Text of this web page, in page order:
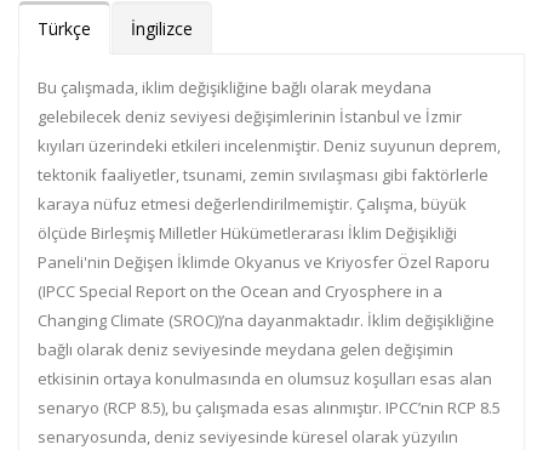
Türkçe İngilizce
Bu çalışmada, iklim değişikliğine bağlı olarak meydana
gelebilecek deniz seviyesi değişimlerinin İstanbul ve İzmir
kıyıları üzerindeki etkileri incelenmiştir. Deniz suyunun deprem,
tektonik faaliyetler, tsunami, zemin sıvılaşması gibi faktörlerle
karaya nüfuz etmesi değerlendirilmemiştir. Çalışma, büyük
ölçüde Birleşmiş Milletler Hükümetlerarası İklim Değişikliği
Paneli'nin Değişen İklimde Okyanus ve Kriyosfer Özel Raporu
(IPCC Special Report on the Ocean and Cryosphere in a
Changing Climate (SROC))’na dayanmaktadır. İklim değişikliğine
bağlı olarak deniz seviyesinde meydana gelen değişimin
etkisinin ortaya konulmasında en olumsuz koşulları esas alan
senaryo (RCP 8.5), bu çalışmada esas alınmıştır. IPCC’nin RCP 8.5
senaryosunda, deniz seviyesinde küresel olarak yüzyılın